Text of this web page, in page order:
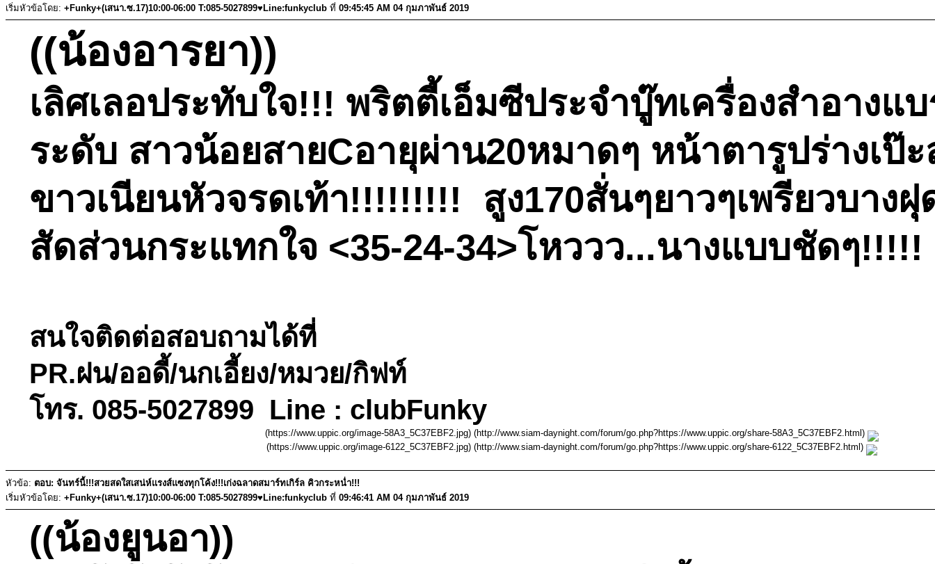
เริ่มหัวข้อโดย: +Funky+(เสนา.ซ.17)10:00-06:00 T:085-5027899♥Line:funkyclub ที่ 09:45:45 AM 04 กุมภาพันธ์ 2019
((น้องอารยา))
เลิศเลอประทับใจ!!! พริตตี้เอ็มซีประจำบู๊ทเครื่องสำอางแ
ระดับ สาวน้อยสายCอายุผ่าน20หมาดๆ หน้าตารูปร่างเป๊
ขาวเนียนหัวจรดเท้า!!!!!!!!! สูง170สั่นๆยาวๆเพรียวบางฝุ
สัดส่วนกระแทกใจ <35-24-34>โหววว...นางแบบชัดๆ!!!!!
สนใจติดต่อสอบถามได้ที่
PR.ฝน/ออดี้/นกเอี้ยง/หมวย/กิฟท์
โทร. 085-5027899 Line : clubFunky
(https://www.uppic.org/image-58A3_5C37EBF2.jpg) (http://www.siam-daynight.com/forum/go.php?https://www.uppic.org/share-58A3_5C37EBF2.html)
(https://www.uppic.org/image-6122_5C37EBF2.jpg) (http://www.siam-daynight.com/forum/go.php?https://www.uppic.org/share-6122_5C37EBF2.html)
หัวข้อ: ตอบ: จันทร์นี้!!!สวยสดใสเสน่ห์แรงส์แซงทุกโค้ง!!!เก่งฉลาดสมาร์ทเกิร์ล คิวกระหน่ำ!!!
เริ่มหัวข้อโดย: +Funky+(เสนา.ซ.17)10:00-06:00 T:085-5027899♥Line:funkyclub ที่ 09:46:41 AM 04 กุมภาพันธ์ 2019
((น้องยูนอา))